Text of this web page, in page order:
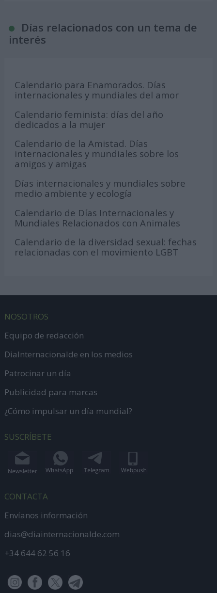
Días relacionados con un tema de
interés
Calendario para Enamorados. Días
internacionales y mundiales del amor
Calendario feminista: días del año
dedicados a la mujer
Calendario de la Amistad. Días
internacionales y mundiales sobre los
amigos y amigas
Días internacionales y mundiales sobre
medio ambiente y ecología
Calendario de Días Internacionales y
Mundiales Relacionados con Animales
Calendario de la diversidad sexual: fechas
relacionadas con el movimiento LGBT
NOSOTROS
Equipo de redacción
DiaInternacionalde en los medios
Patrocinar un día
Publicidad para marcas
¿Cómo impulsar un día mundial?
SUSCRÍBETE
CONTACTA
Envíanos información
dias@diainternacionalde.com
+34 644 62 56 16